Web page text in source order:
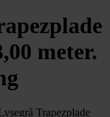
meter.
Trapezplade